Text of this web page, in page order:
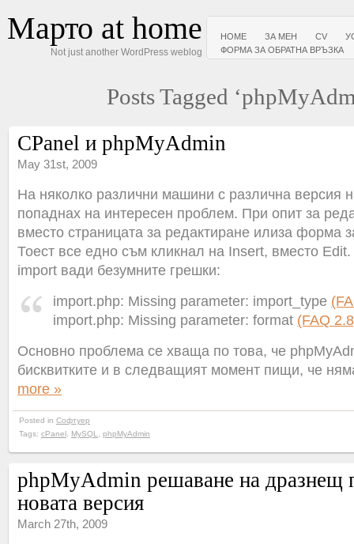
Марто at home
Not just another WordPress weblog
HOME ЗА МЕН CV
ФОРМА ЗА ОБРАТНА ВРЪЗКА
Posts Tagged
CPanel и phpMyAdmin
May 31st, 2009
На няколко различни машини с различна версия
попаднах на интересен проблем. При опит за
вместо страницата за редактиране илиза форма
Тоест все едно съм кликнал на Insert, вместо
import вади безумните грешки:
import.php: Missing parameter: import_type
import.php: Missing parameter: format (FAQ
Основно проблема се хваща по това, че
бисквитките и в следващият момент пищи, че
more »
Posted in Софтуер
Tags: cPanel MySQL phpMyAdmin
phpMyAdmin решаване на дразнещ
новата версия
March 27th, 2009